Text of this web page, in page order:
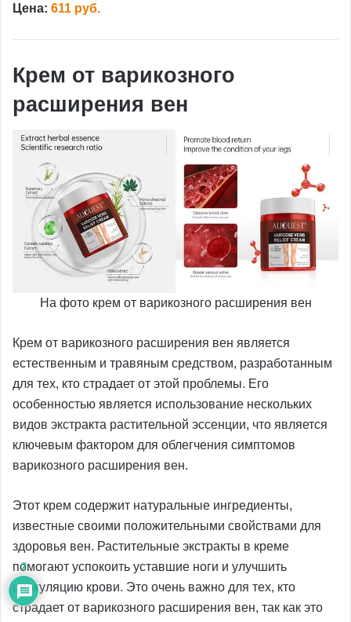
Цена: 611 руб.
Крем от варикозного
расширения вен
На фото крем от варикозного расширения вен
Крем от варикозного расширения вен является
естественным и травяным средством, разработанным
для тех, кто страдает от этой проблемы. Его
особенностью является использование нескольких
видов экстракта растительной эссенции, что является
ключевым фактором для облегчения симптомов
варикозного расширения вен.
Этот крем содержит натуральные ингредиенты,
известные своими положительными свойствами для
здоровья вен. Растительные экстракты в креме
помогают успокоить уставшие ноги и улучшить
циркуляцию крови. Это очень важно для тех, кто
страдает от варикозного расширения вен, так как это
2